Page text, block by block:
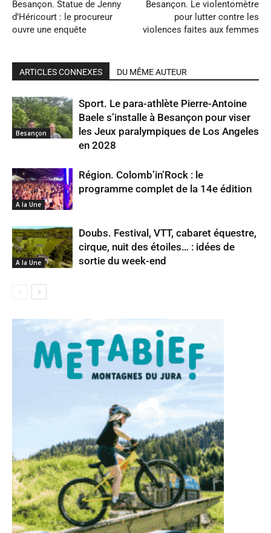
Besançon. Statue de Jenny
d’Héricourt : le procureur
ouvre une enquête
Besançon. Le violentomètre
pour lutter contre les
violences faites aux femmes
ARTICLES CONNEXES DU MÊME AUTEUR
Besançon
Sport. Le para-athlète Pierre-Antoine
Baele s’installe à Besançon pour viser
les Jeux paralympiques de Los Angeles
en 2028
A la Une
Région. Colomb’in’Rock : le
programme complet de la 14e édition
A la Une
Doubs. Festival, VTT, cabaret équestre,
cirque, nuit des étoiles… : idées de
sortie du week-end